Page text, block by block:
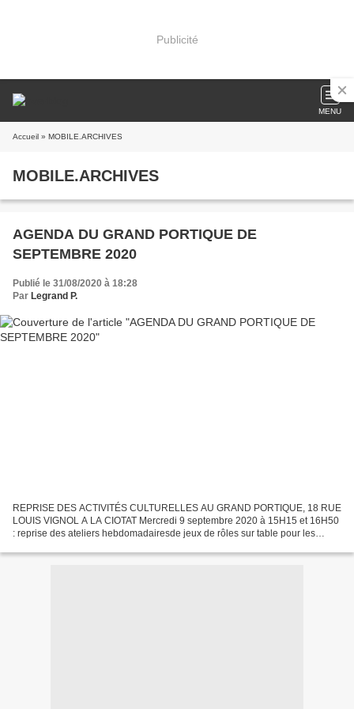
Publicité
MENU
Accueil » MOBILE.ARCHIVES
MOBILE.ARCHIVES
AGENDA DU GRAND PORTIQUE DE
SEPTEMBRE 2020
Publié le 31/08/2020 à 18:28
Par Legrand P.
REPRISE DES ACTIVITÉS CULTURELLES AU GRAND PORTIQUE, 18 RUE
LOUIS VIGNOL A LA CIOTAT Mercredi 9 septembre 2020 à 15H15 et 16H50
: reprise des ateliers hebdomadairesde jeux de rôles sur table pour les